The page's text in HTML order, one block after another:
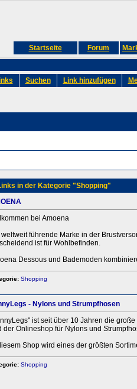
Startseite Forum
Suchen Link hinzufügen
in der Kategorie "Shopping"
bei Amoena
führende Marke in der
ist für Wohlbefinden.
Dessous und Bademoden
Shopping
- Nylons und Strumpfhosen
ist seit über 10 Jahren die
der Onlineshop für Nylons und
Shop wird eines der größten
Shopping